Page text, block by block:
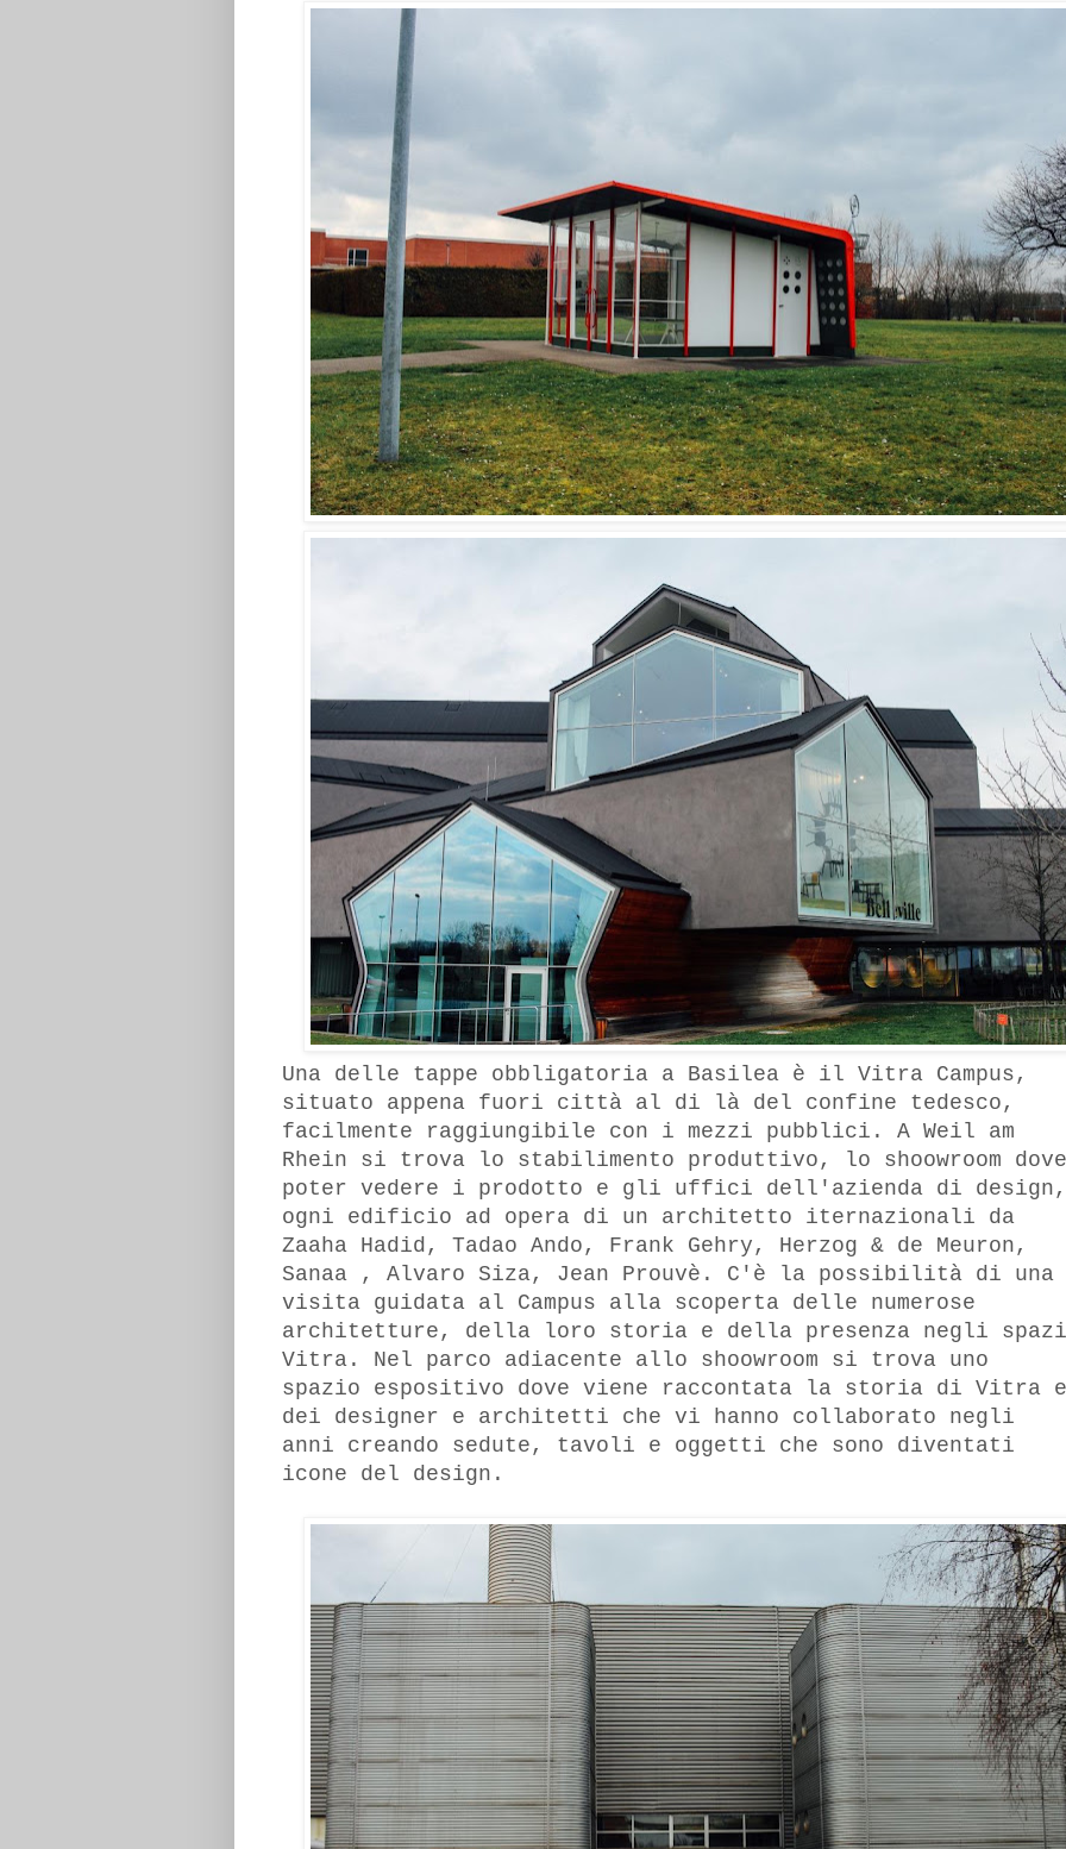
Una delle tappe obbligatoria a Basilea è il Vitra Campus,
situato appena fuori città al di là del confine tedesco,
facilmente raggiungibile con i mezzi pubblici. A Weil am
Rhein si trova lo stabilimento produttivo, lo shoowroom dove
poter vedere i prodotto e gli uffici dell'azienda di design,
ogni edificio ad opera di un architetto iternazionali da
Zaaha Hadid, Tadao Ando, Frank Gehry, Herzog & de Meuron,
Sanaa , Alvaro Siza, Jean Prouvè. C'è la possibilità di una
visita guidata al Campus alla scoperta delle numerose
architetture, della loro storia e della presenza negli spazi
Vitra. Nel parco adiacente allo shoowroom si trova uno
spazio espositivo dove viene raccontata la storia di Vitra e
dei designer e architetti che vi hanno collaborato negli
anni creando sedute, tavoli e oggetti che sono diventati
icone del design.